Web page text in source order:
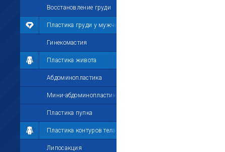
Восстановление груди
Пластика груди у мужчин
Гинекомастия
Пластика живота
Абдоминопластика
Мини-абдоминопластика
Пластика пупка
Пластика контуров тела
Липосакция